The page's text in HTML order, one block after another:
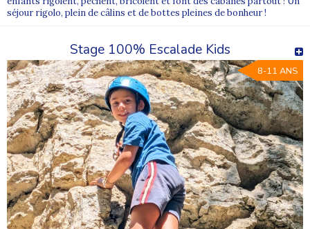
séjour rigolo, plein de câlins et de bottes pleines de bonheur !
Stage 100% Escalade Kids
8-11 ANS